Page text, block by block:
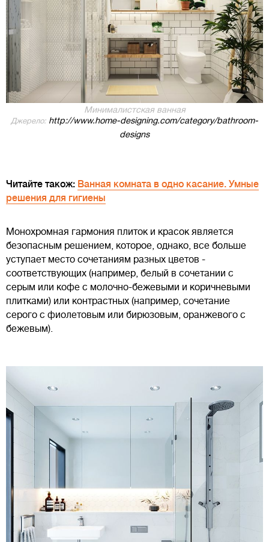
Минималистская ванная
Джерело: http://www.home-designing.com/category/bathroom-
designs
Читайте також: Ванная комната в одно касание. Умные
решения для гигиены
Монохромная гармония плиток и красок является
безопасным решением, которое, однако, все больше
уступает место сочетаниям разных цветов -
соответствующих (например, белый в сочетании с
серым или кофе с молочно-бежевыми и коричневыми
плитками) или контрастных (например, сочетание
серого с фиолетовым или бирюзовым, оранжевого с
бежевым).